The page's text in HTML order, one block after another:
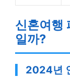
신혼여행
일까?
2024년